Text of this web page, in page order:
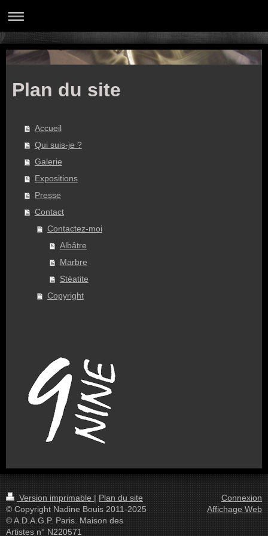
Plan du site
Accueil
Qui suis-je ?
Galerie
Expositions
Presse
Contact
Contactez-moi
Albâtre
Marbre
Stéatite
Copyright
Version imprimable| Plan du site
© Copyright Nadine Bouis 2011-2025
© A.D.A.G.P. Paris. Maison des
Artistes n° N220571
Connexion
Affichage Web